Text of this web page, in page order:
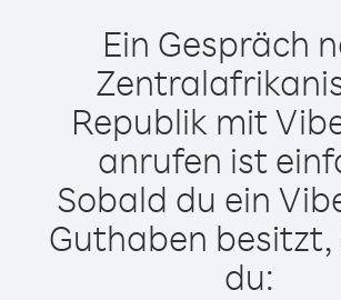
Ein Gespräch
Republik mit
anrufen ist
Sobald du ein
Guthaben
du: